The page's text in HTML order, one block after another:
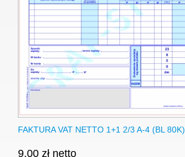
FAKTURA VAT NETTO 1+1 2/3 A-4 (BL 80K)
9,00 zł netto